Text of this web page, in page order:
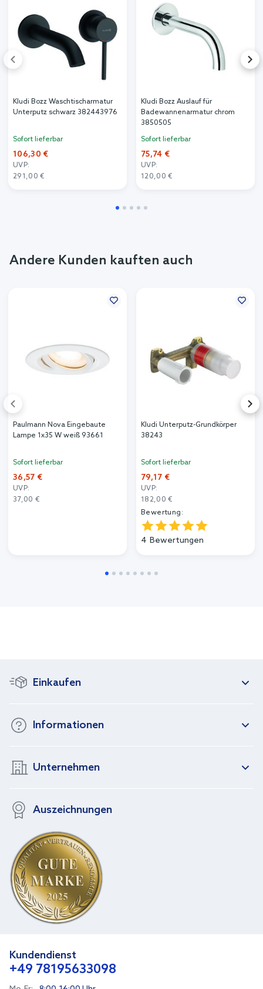
Kludi Bozz Waschtischarmatur
Unterputz schwarz 382443976
Sofort lieferbar
106,30 €
UVP:
291,00 €
Kludi Bozz Auslauf für
Badewannenarmatur chrom
3850505
Sofort lieferbar
75,74 €
UVP:
120,00 €
Andere Kunden kauften auch
Paulmann Nova Eingebaute
Lampe 1x35 W weiß 93661
Sofort lieferbar
36,57 €
UVP:
37,00 €
Kludi Unterputz-Grundkörper
38243
Sofort lieferbar
79,17 €
UVP:
182,00 €
Bewertung:
4 Bewertungen
Einkaufen
Informationen
Unternehmen
Auszeichnungen
Kundendienst
+49 78195633098